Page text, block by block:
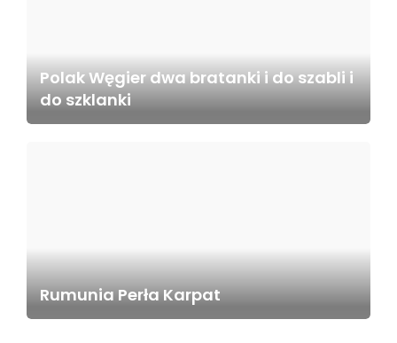
Polak Węgier dwa bratanki i do szabli i
do szklanki
Rumunia Perła Karpat